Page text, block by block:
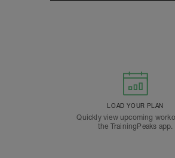
LOAD YOUR PLAN
Quickly view upcoming
the TrainingPeaks app.